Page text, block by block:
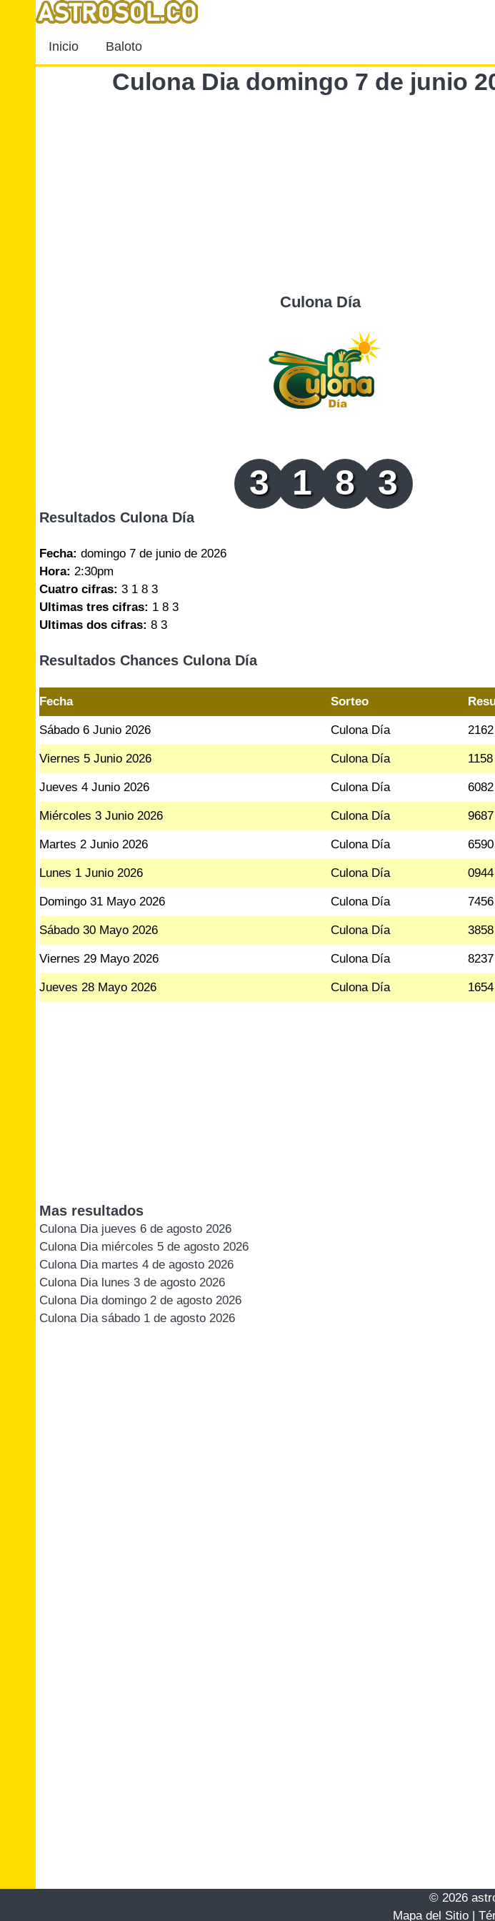
Inicio Baloto
Culona Dia domingo 7 de junio
Culona Día
3 1 8 3
Resultados Culona Día
Fecha: domingo 7 de junio de 2026
Hora: 2:30pm
Cuatro cifras: 3 1 8 3
Ultimas tres cifras: 1 8 3
Ultimas dos cifras: 8 3
Resultados Chances Culona Día
Fecha Sorteo
Sábado 6 Junio 2026 Culona Día 2162
Viernes 5 Junio 2026 Culona Día 1158
Jueves 4 Junio 2026 Culona Día 6082
Miércoles 3 Junio 2026 Culona Día 9687
Martes 2 Junio 2026 Culona Día 6590
Lunes 1 Junio 2026 Culona Día 0944
Domingo 31 Mayo 2026 Culona Día 7456
Sábado 30 Mayo 2026 Culona Día 3858
Viernes 29 Mayo 2026 Culona Día 8237
Jueves 28 Mayo 2026 Culona Día 1654
Mas resultados
Culona Dia jueves 6 de agosto 2026
Culona Dia miércoles 5 de agosto 2026
Culona Dia martes 4 de agosto 2026
Culona Dia lunes 3 de agosto 2026
Culona Dia domingo 2 de agosto 2026
Culona Dia sábado 1 de agosto 2026
© 2026
Mapa del Sitio|